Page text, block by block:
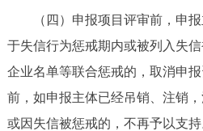
（ 四 ）申报项目评审前，申
于失信行为惩戒期内或被列入失
企业名单等联合惩戒的，取消申
前，如申报主体已经吊销、注销
或因失信被惩戒的，不再予以支持